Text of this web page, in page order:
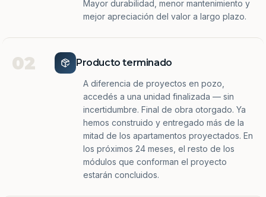
Mayor durabilidad, menor mantenimiento y
mejor apreciación del valor a largo plazo.
02 Producto terminado
A diferencia de proyectos en pozo,
accedés a una unidad finalizada — sin
incertidumbre. Final de obra otorgado. Ya
hemos construido y entregado más de la
mitad de los apartamentos proyectados. En
los próximos 24 meses, el resto de los
módulos que conforman el proyecto
estarán concluidos.